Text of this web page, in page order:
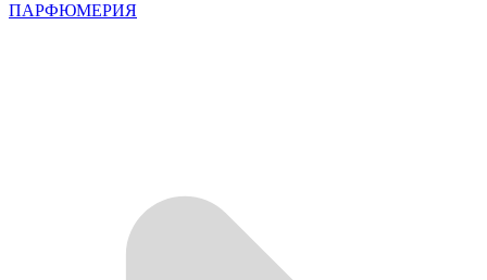
ПАРФЮМЕРИЯ